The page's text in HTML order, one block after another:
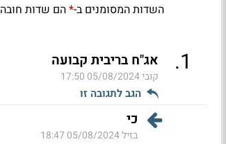
השדות המסומנים ב-*הם שדות חובה
1
. אג"ח בריבית קבועה
קובי05/08/2024 17:50
הגב לתגובה זו
כי
בזיל05/08/2024 18:47